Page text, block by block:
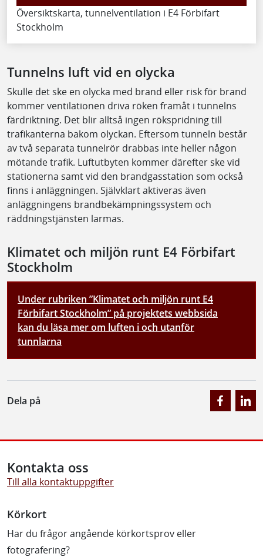
Översiktskarta, tunnelventilation i E4 Förbifart
Stockholm
Tunnelns luft vid en olycka
Skulle det ske en olycka med brand eller risk för brand
kommer ventilationen driva röken framåt i tunnelns
färdriktning. Det blir alltså ingen rökspridning till
trafikanterna bakom olyckan. Eftersom tunneln består
av två separata tunnelrör drabbas inte heller någon
mötande trafik. Luftutbyten kommer därefter ske vid
stationerna samt vid den brandgasstation som också
finns i anläggningen. Självklart aktiveras även
anläggningens brandbekämpningssystem och
räddningstjänsten larmas.
Klimatet och miljön runt E4 Förbifart
Stockholm
Under rubriken ”Klimatet och miljön runt E4
Förbifart Stockholm” på projektets webbsida
kan du läsa mer om luften i och utanför
tunnlarna
Dela på
Kontakta oss
Till alla kontaktuppgifter
Körkort
Har du frågor angående körkortsprov eller
fotografering?